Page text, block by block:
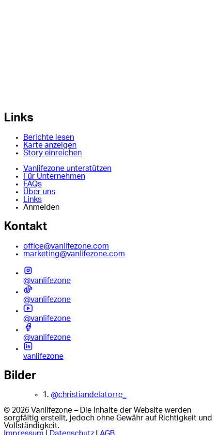
Links
Berichte lesen
Karte anzeigen
Story einreichen
Vanlifezone unterstützen
Für Unternehmen
FAQs
Über uns
Links
Anmelden
Kontakt
office@vanlifezone.com
marketing@vanlifezone.com
@vanlifezone
@vanlifezone
@vanlifezone
@vanlifezone
vanlifezone
Bilder
1. @christiandelatorre_
© 2026 Vanlifezone – Die Inhalte der Website werden
sorgfältig erstellt, jedoch ohne Gewähr auf Richtigkeit und
Vollständigkeit.